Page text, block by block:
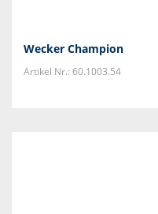
Wecker Champion
Artikel Nr.: 60.1003.54